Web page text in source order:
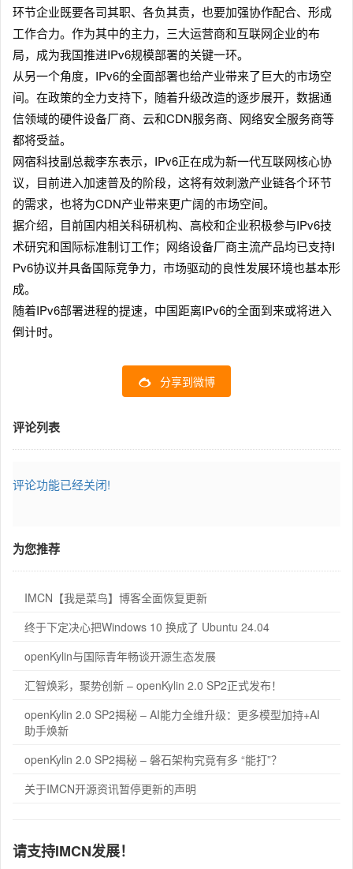
环节企业既要各司其职、各负其责，也要加强协作配合、形成
工作合力。作为其中的主力，三大运营商和互联网企业的布
局，成为我国推进IPv6规模部署的关键一环。
从另一个角度，IPv6的全面部署也给产业带来了巨大的市场空
间。在政策的全力支持下，随着升级改造的逐步展开，数据通
信领域的硬件设备厂商、云和CDN服务商、网络安全服务商等
都将受益。
网宿科技副总裁李东表示，IPv6正在成为新一代互联网核心协
议，目前进入加速普及的阶段，这将有效刺激产业链各个环节
的需求，也将为CDN产业带来更广阔的市场空间。
据介绍，目前国内相关科研机构、高校和企业积极参与IPv6技
术研究和国际标准制订工作；网络设备厂商主流产品均已支持I
Pv6协议并具备国际竞争力，市场驱动的良性发展环境也基本形
成。
随着IPv6部署进程的提速，中国距离IPv6的全面到来或将进入
倒计时。
分享到微博
评论列表
评论功能已经关闭!
为您推荐
IMCN【我是菜鸟】博客全面恢复更新
终于下定决心把Windows 10 换成了 Ubuntu 24.04
openKylin与国际青年畅谈开源生态发展
汇智焕彩，聚势创新 – openKylin 2.0 SP2正式发布！
openKylin 2.0 SP2揭秘 – AI能力全维升级：更多模型加持+AI
助手焕新
openKylin 2.0 SP2揭秘 – 磐石架构究竟有多 “能打”？
关于IMCN开源资讯暂停更新的声明
请支持IMCN发展！